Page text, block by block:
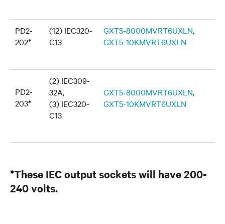
PD2-
202*
(12) IEC320-
C13
GXT5-8000MVRT6UXLN,
GXT5-10KMVRT6UXLN
PD2-
203*
(2) IEC309-
32A,
(3) IEC320-
C13
GXT5-8000MVRT6UXLN,
GXT5-10KMVRT6UXLN
*These IEC output sockets will have 200-
240 volts.